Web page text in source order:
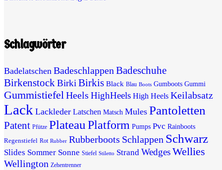
Schlagwörter
Badelatschen BadeschlappenBadeschuhe
BirkenstockBirkiBirkis Black Blau Boots Gumboots Gummi
GummistiefelHeels HighHeels High Heels Keilabsatz
Lack Lackleder Latschen Matsch Mules Pantoletten
Patent Pfütze PlateauPlatform Pumps Pvc Rainboots
Regenstiefel Rot Rubber Rubberboots Schlappen Schwarz
Slides Sommer Sonne Stiefel Stiletto Strand WedgesWellies
Wellington Zehentrenner